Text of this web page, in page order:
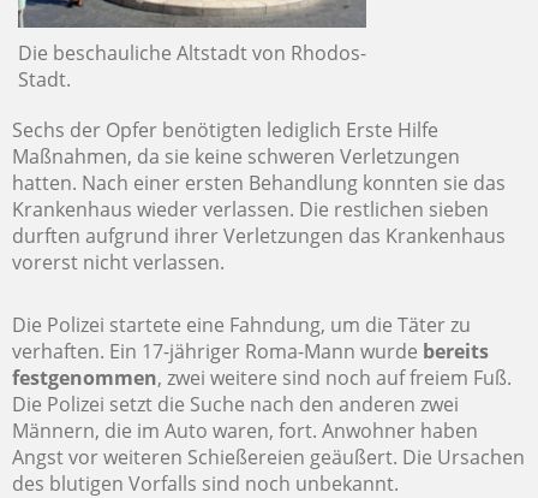
Die beschauliche Altstadt von Rhodos-
Stadt.
Sechs der Opfer benötigten lediglich Erste Hilfe
Maßnahmen, da sie keine schweren Verletzungen
hatten. Nach einer ersten Behandlung konnten sie das
Krankenhaus wieder verlassen. Die restlichen sieben
durften aufgrund ihrer Verletzungen das Krankenhaus
vorerst nicht verlassen.
Die Polizei startete eine Fahndung, um die Täter zu
verhaften. Ein 17-jähriger Roma-Mann wurde bereits
festgenommen, zwei weitere sind noch auf freiem Fuß.
Die Polizei setzt die Suche nach den anderen zwei
Männern, die im Auto waren, fort. Anwohner haben
Angst vor weiteren Schießereien geäußert. Die Ursachen
des blutigen Vorfalls sind noch unbekannt.